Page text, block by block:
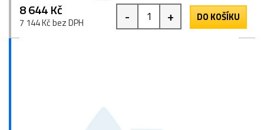
8 644 Kč
7 144 Kč bez DPH - + DO KOŠÍKU